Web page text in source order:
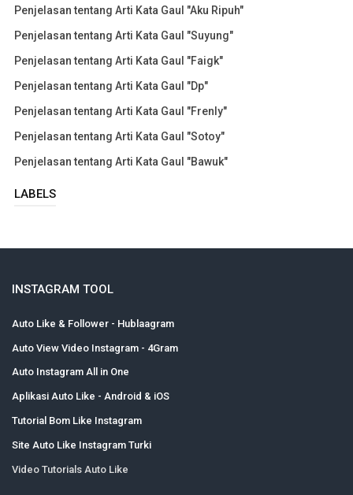
Penjelasan tentang Arti Kata Gaul "Aku Ripuh"
Penjelasan tentang Arti Kata Gaul "Suyung"
Penjelasan tentang Arti Kata Gaul "Faigk"
Penjelasan tentang Arti Kata Gaul "Dp"
Penjelasan tentang Arti Kata Gaul "Frenly"
Penjelasan tentang Arti Kata Gaul "Sotoy"
Penjelasan tentang Arti Kata Gaul "Bawuk"
LABELS
INSTAGRAM TOOL
Auto Like & Follower - Hublaagram
Auto View Video Instagram - 4Gram
Auto Instagram All in One
Aplikasi Auto Like - Android & iOS
Tutorial Bom Like Instagram
Site Auto Like Instagram Turki
Video Tutorials Auto Like